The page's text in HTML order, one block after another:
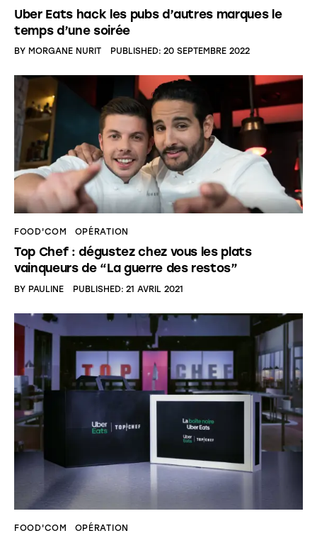
Uber Eats hack les pubs d’autres marques le
temps d’une soirée
BY MORGANE NURIT PUBLISHED: 20 SEPTEMBRE 2022
FOOD'COM OPÉRATION
Top Chef : dégustez chez vous les plats
vainqueurs de “La guerre des restos”
BY PAULINE PUBLISHED: 21 AVRIL 2021
FOOD'COM OPÉRATION